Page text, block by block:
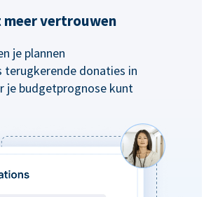
vertrouwen
je plannen
terugkerende donaties in
je budgetprognose kunt